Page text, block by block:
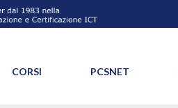
CORSI PCSNET